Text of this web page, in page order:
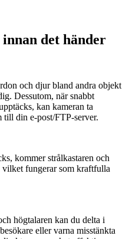
det händer
och djur bland andra objekt
Dessutom, när snabbt
kan kameran ta
din e-post/FTP-server.
kommer strålkastaren och
vilket fungerar som kraftfulla
högtalaren kan du delta i
eller varna misstänkta